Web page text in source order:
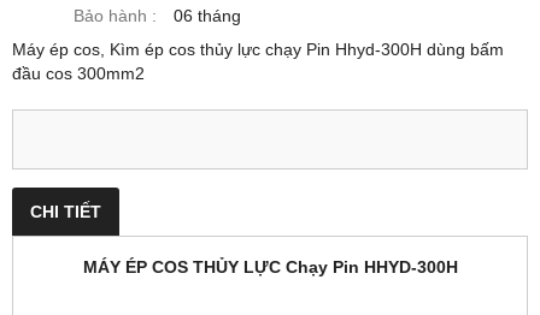
Bảo hành :
06 tháng
Máy ép cos, Kìm ép cos thủy lực chạy Pin Hhyd-300H dùng bấm
đầu cos 300mm2
CHI TIẾT
MÁY ÉP COS THỦY LỰC Chạy Pin HHYD-300H